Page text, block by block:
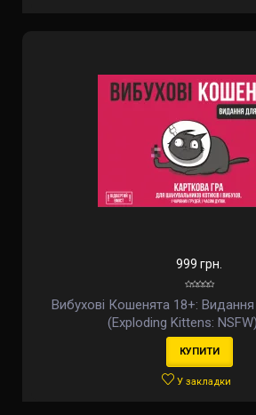
999 грн.
Вибухові Кошенята 18+:
(Exploding Kittens:
КУПИТИ
У закладки